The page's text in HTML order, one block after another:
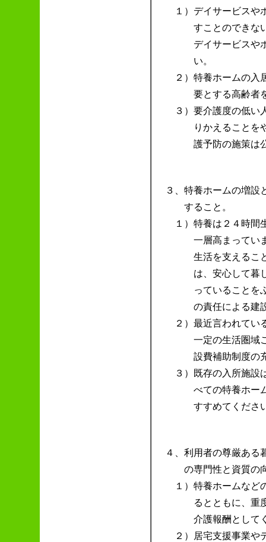
１） デイサービスや
すことのできな
デイサービスや
い。
２） 特養ホームの入
要とする高齢者
３） 要介護度の低い
りかえることを
護予防の施策は
３、 特養ホームの増設
すること。
１） 特養は２４時間
一層高まってい
生活を支えるこ
は、安心して暮
っていることを
の責任による建
２） 最近言われてい
一定の生活圏域
設費補助制度の
３）
既存の入所施設
べての特養ホー
すすめてくださ
４、 利用者の尊厳ある
の専門性と資質の
１） 特養ホームなど
るとともに、重
介護報酬として
２）
居宅支援事業や